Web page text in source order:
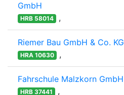
GmbH
HRB 58014 ,
Riemer Bau GmbH & Co. KG
HRA 10630 ,
Fahrschule Malzkorn GmbH
HRB 37441 ,